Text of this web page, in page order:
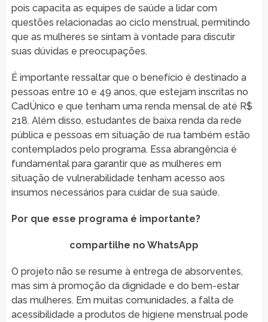
pois capacita as equipes de saúde a lidar com
questões relacionadas ao ciclo menstrual, permitindo
que as mulheres se sintam à vontade para discutir
suas dúvidas e preocupações.
É importante ressaltar que o benefício é destinado a
pessoas entre 10 e 49 anos, que estejam inscritas no
CadÚnico e que tenham uma renda mensal de até R$
218. Além disso, estudantes de baixa renda da rede
pública e pessoas em situação de rua também estão
contemplados pelo programa. Essa abrangência é
fundamental para garantir que as mulheres em
situação de vulnerabilidade tenham acesso aos
insumos necessários para cuidar de sua saúde.
Por que esse programa é importante?
compartilhe no WhatsApp
O projeto não se resume à entrega de absorventes,
mas sim à promoção da dignidade e do bem-estar
das mulheres. Em muitas comunidades, a falta de
acessibilidade a produtos de higiene menstrual pode